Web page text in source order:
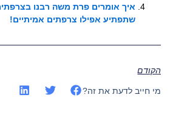
איך אומרים פרת משה רבנו
שתפתיע אפילו צרפתים אמיתיים!
הקודם
מי חייב לדעת את זה?